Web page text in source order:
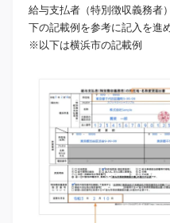
給与支払者（特別徴収義務者
下の記載例を参考に記入を進
※以下は横浜市の記載例